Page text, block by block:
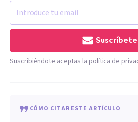
Suscríbete
Suscribiéndote aceptas la política de
CÓMO CITAR ESTE ARTÍCULO